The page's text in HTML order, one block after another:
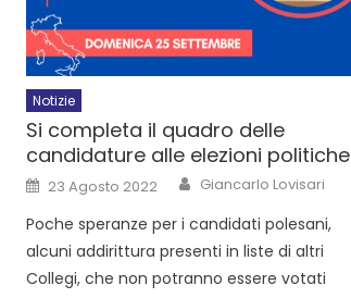
Notizie
Si completa il quadro delle
candidature alle elezioni politiche
23 Agosto 2022 Giancarlo Lovisari
Poche speranze per i candidati polesani,
alcuni addirittura presenti in liste di altri
Collegi, che non potranno essere votati